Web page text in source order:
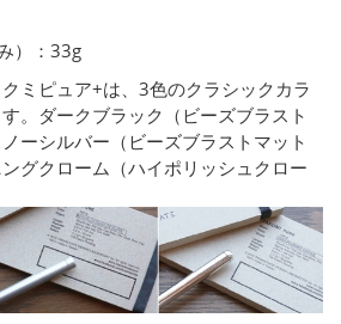
）：33g
ミピュア+は、3色のクラシックカラ
。ダークブラック（ビーズブラスト
ーシルバー（ビーズブラストマット
グクローム（ハイポリッシュクロー